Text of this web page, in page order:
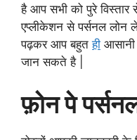
है आप सभी को पुरे
एप्लीकेशन से पर्सनल लोन
पढ़कर आप बहुतही
जान सकते है |
फ़ोन पे